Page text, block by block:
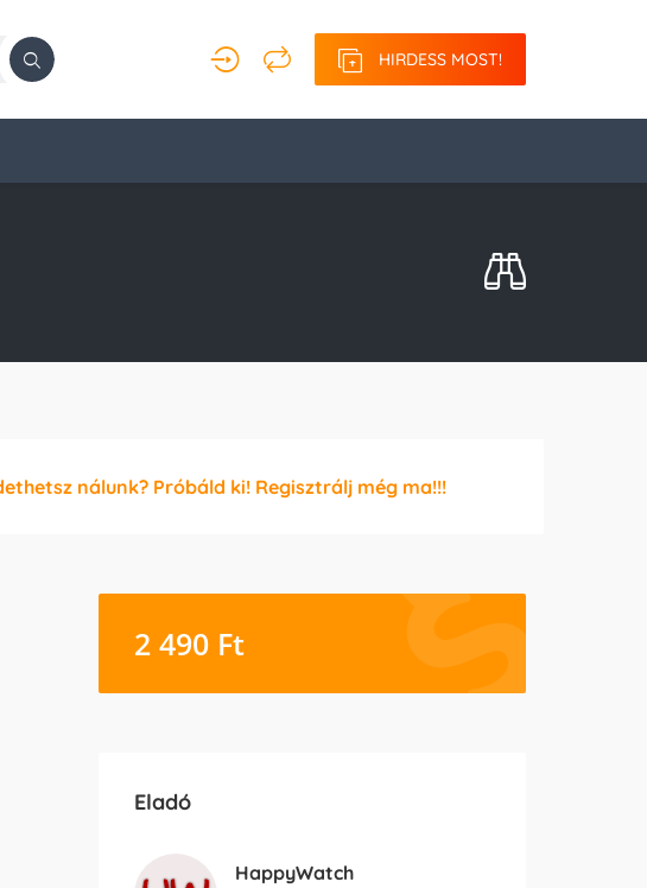
HIRDESS MOST!
nálunk? Próbáld ki! Regisztrálj még ma!!!
2 490 Ft
Eladó
HappyWatch